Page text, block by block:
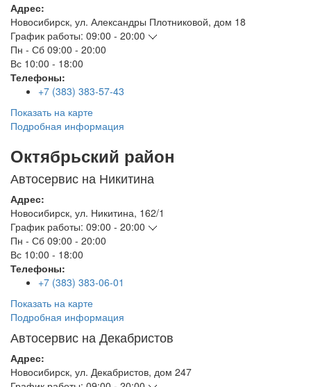
Адрес:
Новосибирск, ул. Александры Плотниковой, дом 18
График работы: 09:00 - 20:00
Пн - Сб 09:00 - 20:00
Вс 10:00 - 18:00
Телефоны:
+7 (383) 383-57-43
Показать на карте
Подробная информация
Октябрьский район
Автосервис на Никитина
Адрес:
Новосибирск, ул. Никитина, 162/1
График работы: 09:00 - 20:00
Пн - Сб 09:00 - 20:00
Вс 10:00 - 18:00
Телефоны:
+7 (383) 383-06-01
Показать на карте
Подробная информация
Автосервис на Декабристов
Адрес:
Новосибирск, ул. Декабристов, дом 247